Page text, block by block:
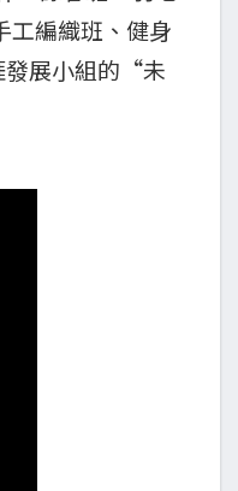
工編織班、健身
發展小組的“未